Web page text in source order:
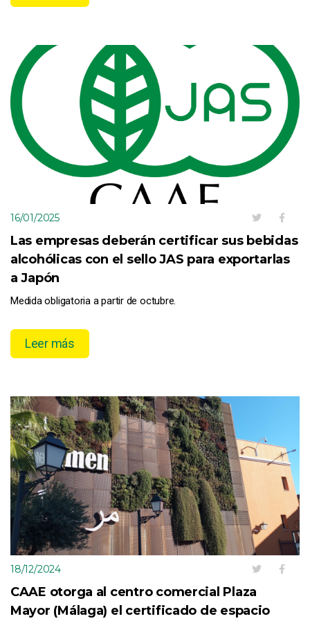
16/01/2025
Las empresas deberán certificar sus bebidas
alcohólicas con el sello JAS para exportarlas
a Japón
Medida obligatoria a partir de octubre.
Leer más
18/12/2024
CAAE otorga al centro comercial Plaza
Mayor (Málaga) el certificado de espacio